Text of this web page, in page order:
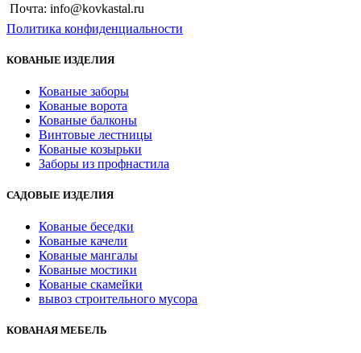
Почта: info@kovkastal.ru
Политика конфиденциальности
КОВАНЫЕ ИЗДЕЛИЯ
Кованые заборы
Кованые ворота
Кованые балконы
Винтовые лестницы
Кованые козырьки
Заборы из профнастила
САДОВЫЕ ИЗДЕЛИЯ
Кованые беседки
Кованые качели
Кованые мангалы
Кованые мостики
Кованые скамейки
вывоз строительного мусора
КОВАНАЯ МЕБЕЛЬ